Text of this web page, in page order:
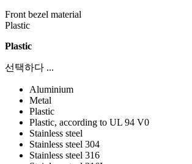
Front bezel material
Plastic
Plastic
선택하다 ...
Aluminium
Metal
Plastic
Plastic, according to UL 94 V0
Stainless steel
Stainless steel 304
Stainless steel 316